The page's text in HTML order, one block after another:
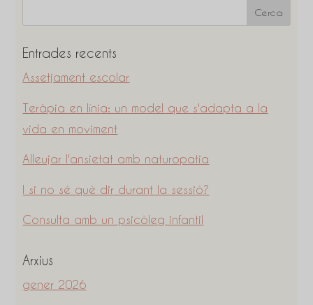
Entrades recents
Assetjament escolar
Teràpia en línia: un model que s'adapta a la
vida en moviment
Alleujar l'ansietat amb naturopatia
I si no sé què dir durant la sessió?
Consulta amb un psicòleg infantil
Arxius
gener 2026